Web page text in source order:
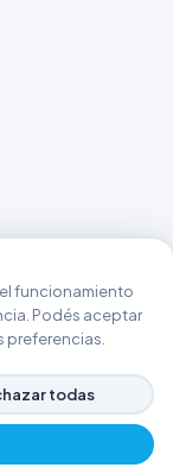
funcionamiento
Podés aceptar
preferencias.
todas